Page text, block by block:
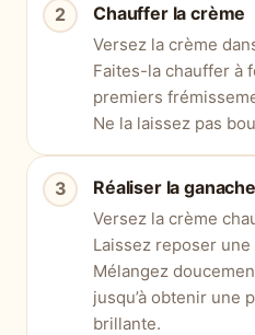
Chauffer la crème
Versez la crème
Faites-la chauffer à
premiers
Ne la laissez pas
Réaliser la ganache
Versez la crème
Laissez reposer
Mélangez
jusqu’à obtenir une
brillante.